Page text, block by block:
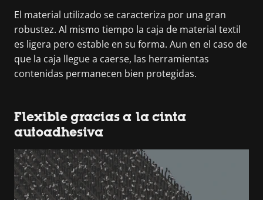
El material utilizado se caracteriza por una gran
robustez. Al mismo tiempo la caja de material textil
es ligera pero estable en su forma. Aun en el caso de
que la caja llegue a caerse, las herramientas
contenidas permanecen bien protegidas.
Flexible gracias a la cinta
autoadhesiva